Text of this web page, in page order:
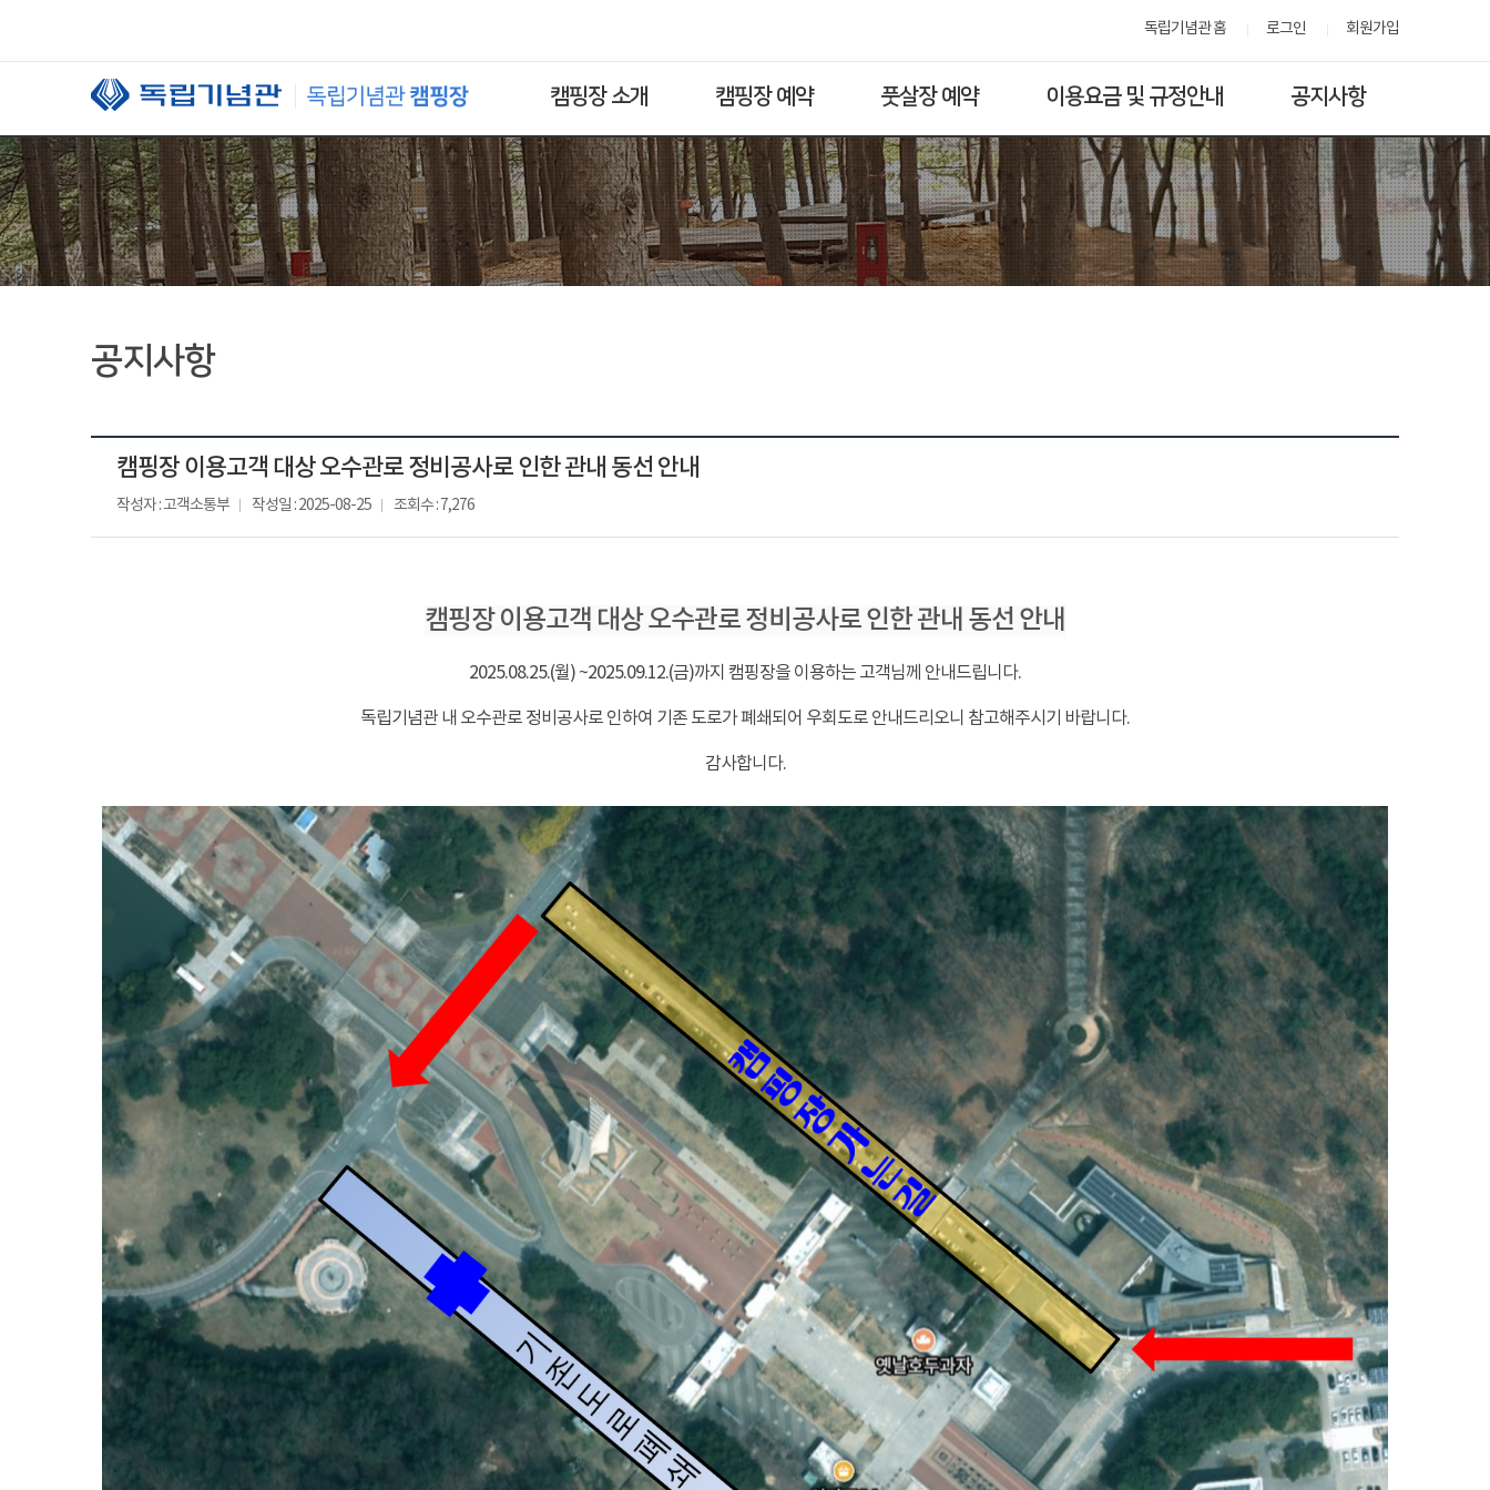
독립기념관 홈 로그인 회원가입
캠핑장 소개 캠핑장 예약 풋살장 예약 이용요금 및 규정안내 공지사항
공지사항
캠핑장 이용고객 대상 오수관로 정비공사로 인한 관내 동선 안내
작성자 : 고객소통부 작성일 : 2025-08-25 조회수 : 7,276
캠핑장 이용고객 대상 오수관로 정비공사로 인한 관내 동선 안내
2025.08.25.(월) ~2025.09.12.(금)까지 캠핑장을 이용하는 고객님께 안내드립니다.
독립기념관 내 오수관로 정비공사로 인하여 기존 도로가 폐쇄되어 우회도로 안내드리오니 참고해주시기 바랍니다.
감사합니다.